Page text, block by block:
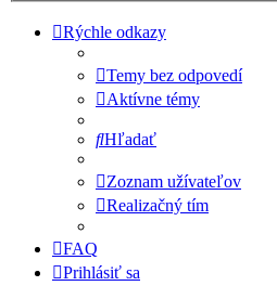
Rýchle odkazy
Temy bez odpovedí
Aktívne témy
Hľadať
Zoznam užívateľov
Realizačný tím
FAQ
Prihlásiť sa